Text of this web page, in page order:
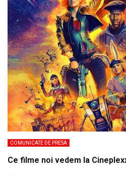
COMUNICATE DE PRESA
Ce filme noi vedem la